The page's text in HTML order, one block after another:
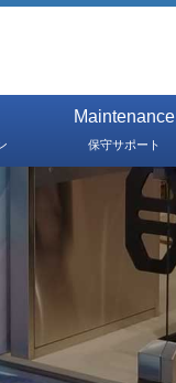
Maintenance
保守サポート